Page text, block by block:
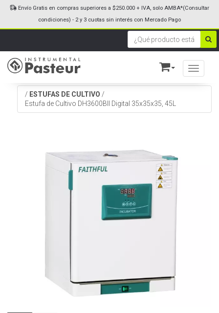
Toggle
Envío Gratis en compras superiores a $250.000 + IVA, solo AMBA*(Consultar
condiciones) - 2 y 3 cuotas sin interés con Mercado Pago
/ ESTUFAS DE CULTIVO /
Estufa de Cultivo DH3600BII Digital 35x35x35, 45L